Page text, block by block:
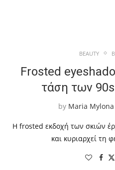
BEAUTY
Frosted
τάση των
by Maria Mylona
Η frosted εκδοχή των σκιών
και κυριαρχεί τη